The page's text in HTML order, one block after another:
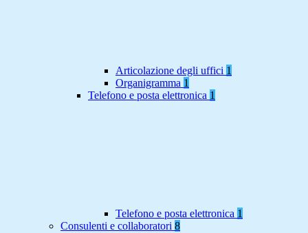
Articolazione degli uffici 1
Organigramma 1
Telefono e posta elettronica 1
Telefono e posta elettronica 1
Consulenti e collaboratori 8